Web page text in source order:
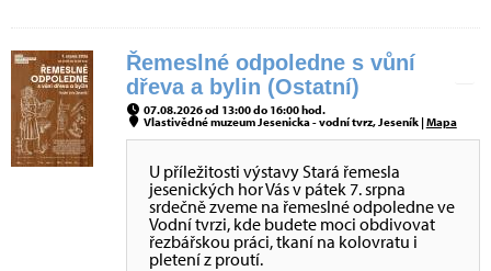
Řemeslné odpoledne s vůní
dřeva a bylin (Ostatní)
07.08.2026 od 13:00 do 16:00 hod.
Vlastivědné muzeum Jesenicka - vodní tvrz, Jeseník |Mapa
U příležitosti výstavy Stará řemesla
jesenických hor Vás v pátek 7. srpna
srdečně zveme na řemeslné odpoledne ve
Vodní tvrzi, kde budete moci obdivovat
řezbářskou práci, tkaní na kolovratu i
pletení z proutí.